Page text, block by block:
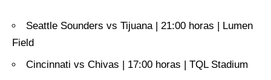
Seattle Sounders vs Tijuana | 21:00 horas | Lumen
Field
Cincinnati vs Chivas | 17:00 horas | TQL Stadium